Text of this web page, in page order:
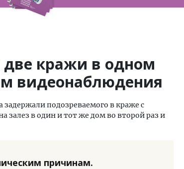
кражи в одном
видеонаблюдения
задержали подозреваемого в краже с
в один и тот же дом во второй раз и
причинам.